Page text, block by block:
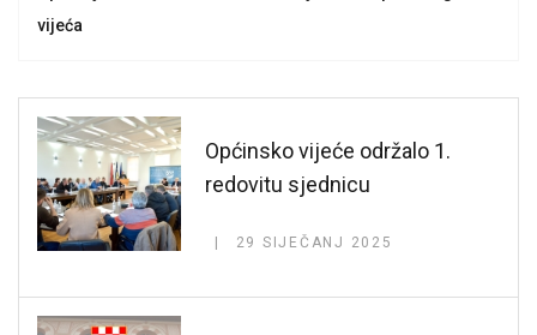
vijeća
Općinsko vijeće održalo 1.
redovitu sjednicu
29 SIJEČANJ 2025